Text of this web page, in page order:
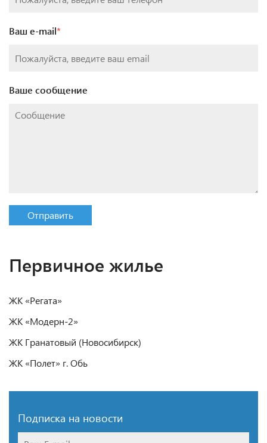
Ваш e-mail*
Ваше сообщение
Отправить
Первичное жилье
ЖК «Регата»
ЖК «Модерн-2»
ЖК Гранатовый (Новосибирск)
ЖК «Полет» г. Обь
Подписка на новости